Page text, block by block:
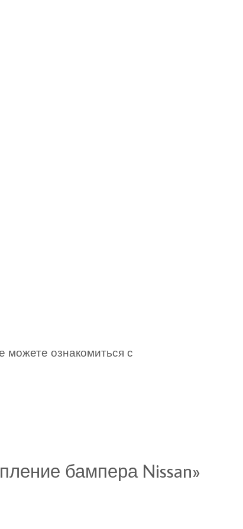
можете ознакомиться с
бампера Nissan»